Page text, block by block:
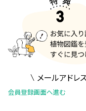
メールアドレ
会員登録画面へ進む